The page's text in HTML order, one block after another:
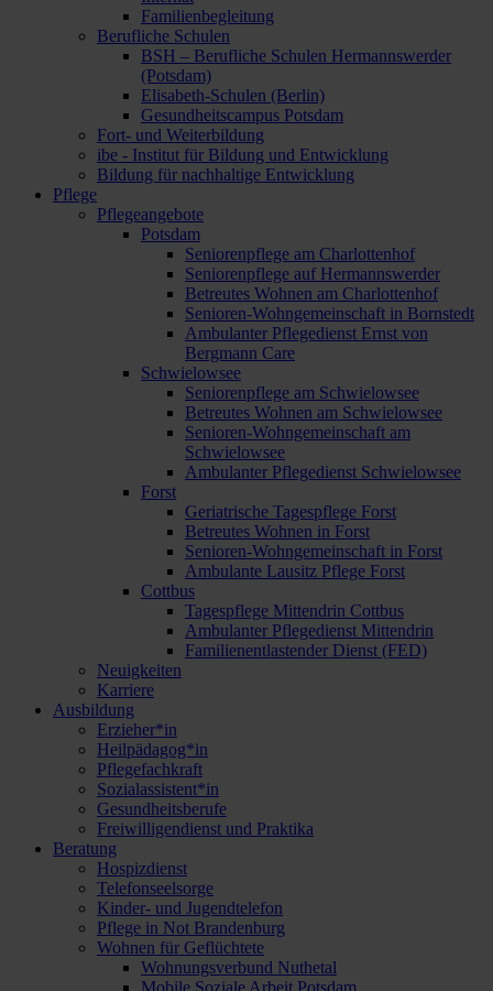
Familienbegleitung
Berufliche Schulen
BSH – Berufliche Schulen Hermannswerder
(Potsdam)
Elisabeth-Schulen (Berlin)
Gesundheitscampus Potsdam
Fort- und Weiterbildung
ibe - Institut für Bildung und Entwicklung
Bildung für nachhaltige Entwicklung
Pflege
Pflegeangebote
Potsdam
Seniorenpflege am Charlottenhof
Seniorenpflege auf Hermannswerder
Betreutes Wohnen am Charlottenhof
Senioren-Wohngemeinschaft in Bornstedt
Ambulanter Pflegedienst Ernst von
Bergmann Care
Schwielowsee
Seniorenpflege am Schwielowsee
Betreutes Wohnen am Schwielowsee
Senioren-Wohngemeinschaft am
Schwielowsee
Ambulanter Pflegedienst Schwielowsee
Forst
Geriatrische Tagespflege Forst
Betreutes Wohnen in Forst
Senioren-Wohngemeinschaft in Forst
Ambulante Lausitz Pflege Forst
Cottbus
Tagespflege Mittendrin Cottbus
Ambulanter Pflegedienst Mittendrin
Familienentlastender Dienst (FED)
Neuigkeiten
Karriere
Ausbildung
Erzieher*in
Heilpädagog*in
Pflegefachkraft
Sozialassistent*in
Gesundheitsberufe
Freiwilligendienst und Praktika
Beratung
Hospizdienst
Telefonseelsorge
Kinder- und Jugendtelefon
Pflege in Not Brandenburg
Wohnen für Geflüchtete
Wohnungsverbund Nuthetal
Mobile Soziale Arbeit Potsdam